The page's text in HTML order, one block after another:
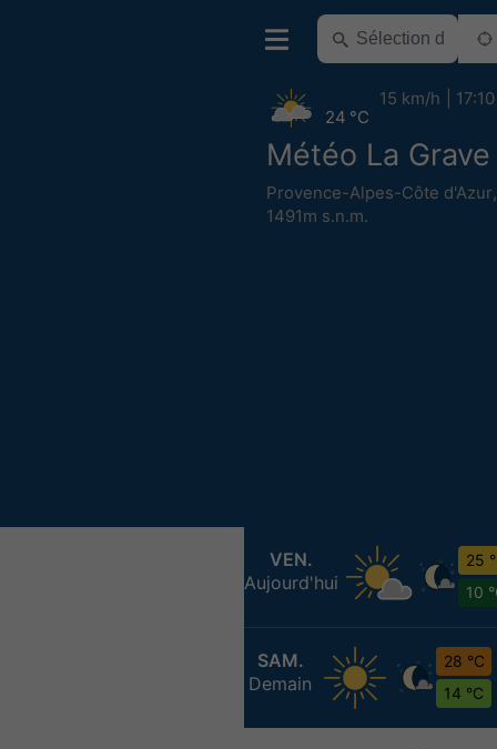
Météo La
Provence-Alpes-Côte d'Azur
1491m s.n.m.
24 °C
15 km/h 17:10
VEN.
Aujourd'hui
25
10
SAM.
Demain
28 °C
14 °C